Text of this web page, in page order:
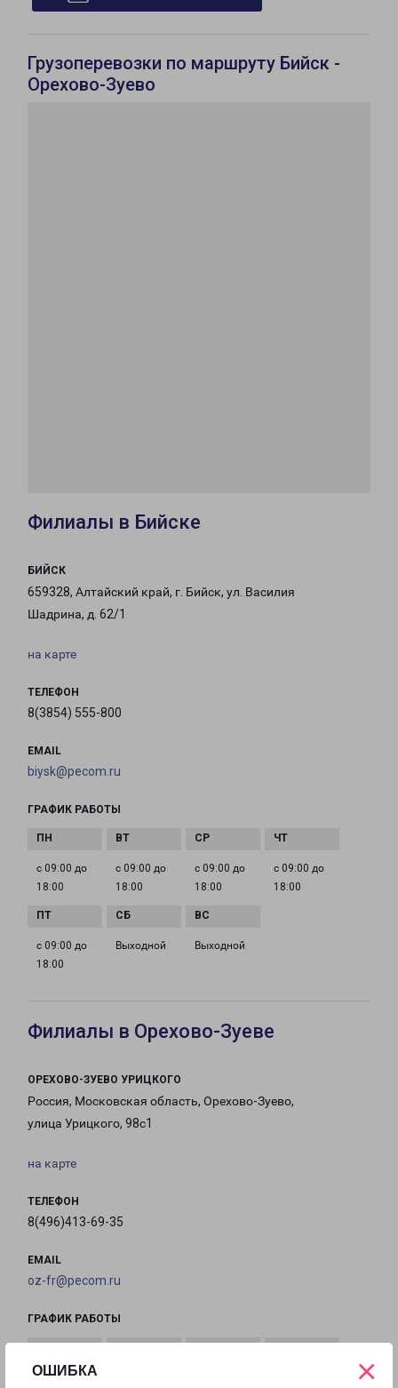
ОШИБКА ×
Грузоперевозки по маршруту Бийск -
Орехово-Зуево
Филиалы в Бийске
БИЙСК
659328, Алтайский край, г. Бийск, ул. Василия
Шадрина, д. 62/1
на карте
ТЕЛЕФОН
8(3854) 555-800
EMAIL
biysk@pecom.ru
ГРАФИК РАБОТЫ
с 09:00 до
18:00
с 09:00 до
18:00
с 09:00 до
18:00
с 09:00 до
18:00
с 09:00 до
18:00
Выходной Выходной
Филиалы в Орехово-Зуеве
ОРЕХОВО-ЗУЕВО УРИЦКОГО
Россия, Московская область, Орехово-Зуево,
улица Урицкого, 98с1
на карте
ТЕЛЕФОН
8(496)413-69-35
EMAIL
oz-fr@pecom.ru
ГРАФИК РАБОТЫ
с 09:00 до